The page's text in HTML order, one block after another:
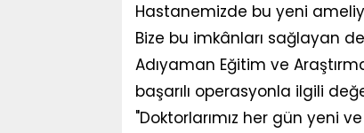
Hastanemizde bu yeni
Bize bu imkânları sağlayan
Adıyaman Eğitim ve
başarılı operasyonla ilgili
"Doktorlarımız her gün yeni